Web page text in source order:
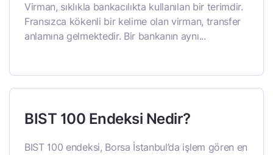
Virman, sıklıkla bankacılıkta kullanılan bir terimdir.
Fransızca kökenli bir kelime olan virman, transfer
anlamına gelmektedir. Bir bankanın aynı...
BIST 100 Endeksi Nedir?
BIST 100 endeksi, Borsa İstanbul’da işlem gören en